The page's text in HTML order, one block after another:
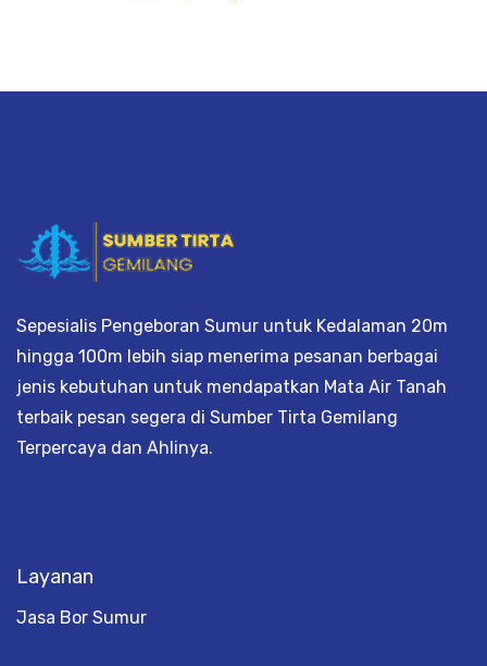
Sepesialis Pengeboran Sumur untuk Kedalaman 20m
hingga 100m lebih siap menerima pesanan berbagai
jenis kebutuhan untuk mendapatkan Mata Air Tanah
terbaik pesan segera di Sumber Tirta Gemilang
Terpercaya dan Ahlinya.
Layanan
Jasa Bor Sumur